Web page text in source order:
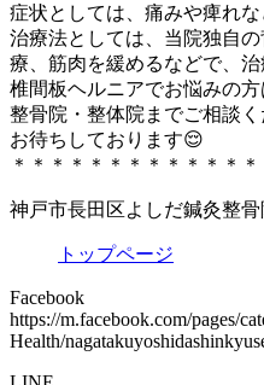
症状としては、痛みや痺れ
治療法としては、当院独自
療、筋肉を緩めるなどで、治
椎間板ヘルニアでお悩みの
整骨院・整体院までご相談く
お待ちしております😌
＊＊＊＊＊＊＊＊＊＊＊＊＊
神戸市長田区よしだ鍼灸整
トップページ
Facebook
https://m.facebook.com/pages/
Health/